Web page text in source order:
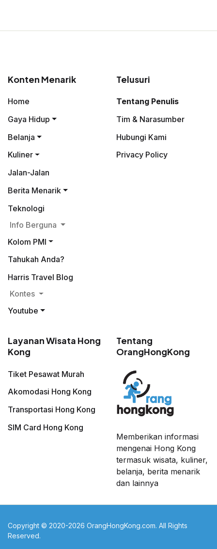
Konten Menarik
Home
Gaya Hidup
Belanja
Kuliner
Jalan-Jalan
Berita Menarik
Teknologi
Info Berguna
Kolom PMI
Tahukah Anda?
Harris Travel Blog
Kontes
Youtube
Telusuri
Tentang Penulis
Tim & Narasumber
Hubungi Kami
Privacy Policy
Layanan Wisata Hong
Kong
Tiket Pesawat Murah
Akomodasi Hong Kong
Transportasi Hong Kong
SIM Card Hong Kong
Tentang
OrangHongKong
Memberikan informasi
mengenai Hong Kong
termasuk wisata, kuliner,
belanja, berita menarik
dan lainnya
Copyright © 2020-2026 OrangHongKong.com. All Rights
Reserved.